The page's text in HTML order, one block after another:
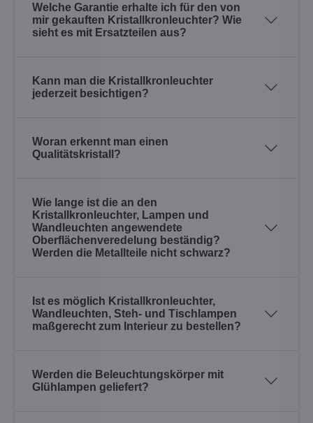
Welche Garantie erhalte ich für den von
mir gekauften Kristallkronleuchter? Wie
sieht es mit Ersatzteilen aus?
Kann man die Kristallkronleuchter
jederzeit besichtigen?
Woran erkennt man einen
Qualitätskristall?
Wie lange ist die an den
Kristallkronleuchter, Lampen und
Wandleuchten angewendete
Oberflächenveredelung beständig?
Werden die Metallteile nicht schwarz?
Ist es möglich Kristallkronleuchter,
Wandleuchten, Steh- und Tischlampen
maßgerecht zum Interieur zu bestellen?
Werden die Beleuchtungskörper mit
Glühlampen geliefert?